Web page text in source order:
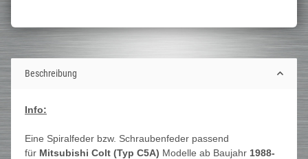
Beschreibung
Info:
Eine Spiralfeder bzw. Schraubenfeder passend
für Mitsubishi Colt (Typ C5A) Modelle ab Baujahr 1988-